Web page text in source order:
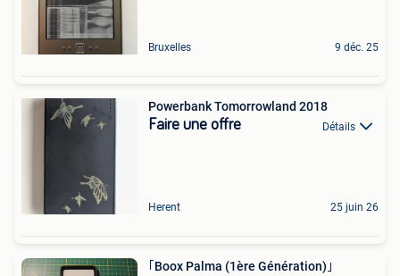
Bruxelles 9 déc. 25
Powerbank Tomorrowland 2018
Faire une offre Détails
Herent 25 juin 26
｢Boox Palma (1ère Génération)｣